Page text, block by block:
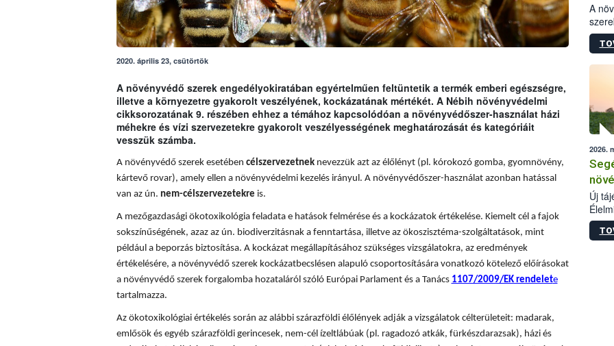
2020. április 23, csütörtök
A növényvédő szerek engedélyokiratában egyértelműen feltüntetik a termék emberi egészségre,
illetve a környezetre gyakorolt veszélyének, kockázatának mértékét. A Nébih növényvédelmi
cikksorozatának 9. részében ehhez a témához kapcsolódóan a növényvédőszer-használat házi
méhekre és vízi szervezetekre gyakorolt veszélyességének meghatározását és kategóriáit
vesszük számba.
A növényvédő szerek esetében célszervezetneknevezzük azt az élőlényt (pl. kórokozó gomba, gyomnövény,
kártevő rovar), amely ellen a növényvédelmi kezelés irányul. A növényvédőszer-használat azonban hatással
van az ún. nem-célszervezetekre is.
A mezőgazdasági ökotoxikológia feladata e hatások felmérése és a kockázatok értékelése. Kiemelt cél a fajok
sokszínűségének, azaz az ún. biodiverzitásnak a fenntartása, illetve az ökoszisztéma-szolgáltatások, mint
például a beporzás biztosítása. A kockázat megállapításához szükséges vizsgálatokra, az eredmények
értékelésére, a növényvédő szerek kockázatbecslésen alapuló csoportosítására vonatkozó kötelező előírásokat
a növényvédő szerek forgalomba hozataláról szóló Európai Parlament és a Tanács 1107/2009/EK rendelete
tartalmazza.
Az ökotoxikológiai értékelés során az alábbi szárazföldi élőlények adják a vizsgálatok célterületeit: madarak,
emlősök és egyéb szárazföldi gerincesek, nem-cél ízeltlábúak (pl. ragadozó atkák, fürkészdarazsak), házi és
A
kis
2026.
Új